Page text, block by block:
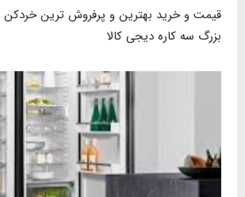
قیمت و خرید بهترین و پرفروش ترین
بزرگ سه کاره دیجی کالا